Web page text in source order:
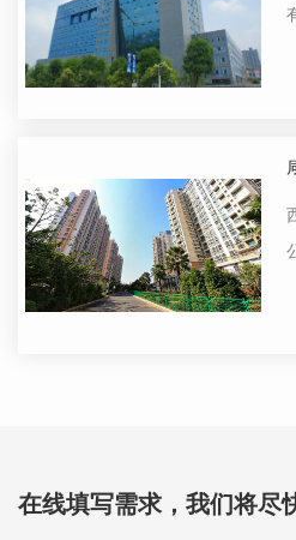
在线填写需求，我们将尽